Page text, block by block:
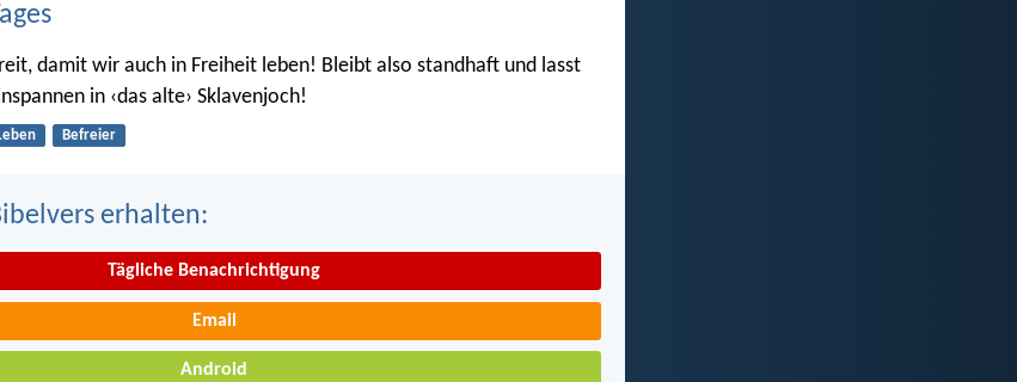
damit wir auch in Freiheit leben! Bleibt also standhaft und lasst
in ‹das alte› Sklavenjoch!
Befreier
erhalten:
Tägliche Benachrichtigung
Email
Android